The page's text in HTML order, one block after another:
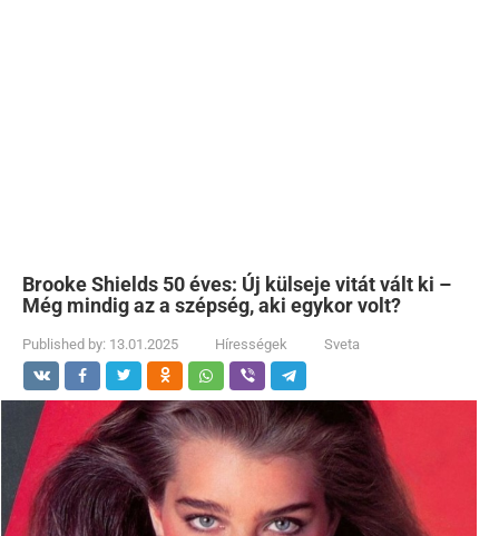
Brooke Shields 50 éves: Új külseje vitát vált ki –
Még mindig az a szépség, aki egykor volt?
Published by: 13.01.2025 Hírességek Sveta